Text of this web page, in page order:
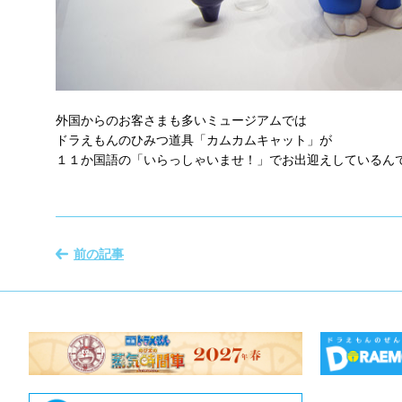
外国からのお客さまも多いミュージアムでは
ドラえもんのひみつ道具「カムカムキャット」が
１１か国語の「いらっしゃいませ！」でお出迎えしているん
前の記事